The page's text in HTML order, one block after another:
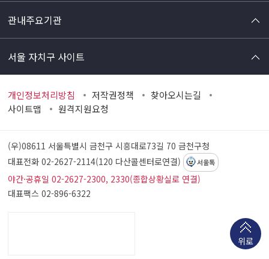
관내주요기관
서울 자치구 사이트
개인정보처리방침 저작권정책
찾아오시는길
사이트맵
원격지원요청
위로
(우)08611 서울특별시 금천구 시흥대로73길 70금천구청
대표전화 02-2627-2114(120 다산콜센터로연결)
서울톡
야간·공휴일 02-2627-2300, 2330(종합상황실로 연결)
대표팩스 02-896-6322